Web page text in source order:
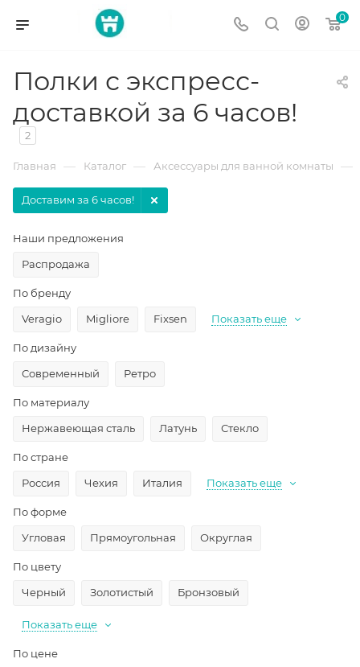
0
Полки с экспресс-
доставкой за 6 часов!
2
Главная — Каталог — Аксессуары для ванной комнаты —
Доставим за 6 часов!
Наши предложения
Распродажа
По бренду
Veragio
Migliore Fixsen Показать еще
По дизайну
Современный
Ретро
По материалу
Нержавеющая сталь
Латунь Стекло
По стране
Россия
Чехия Италия Показать еще
По форме
Угловая
Прямоугольная Округлая
По цвету
Черный
Золотистый Бронзовый
Показать еще
По цене